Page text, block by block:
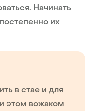
Начинать
их
в стае и для
этом вожаком